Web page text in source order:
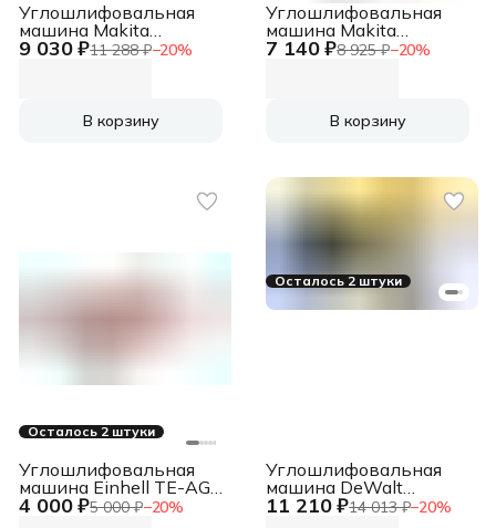
9 030 ₽11 288 ₽−20%
Углошлифовальная
машина Makita
GA5030RK 720Вт
В корзину
7 140 ₽8 925 ₽−20%
Углошлифовальная
машина Makita
GA4534 720Вт 1100об/
В корзину
Осталось 2 штуки
4 000 ₽5 000 ₽−20%
Углошлифовальная
машина Einhell TE-AG
115/600 600Вт
Осталось 2 штуки
11 210 ₽14 013 ₽−20%
Углошлифовальная
машина DeWalt
DWE4157-QS 900Вт